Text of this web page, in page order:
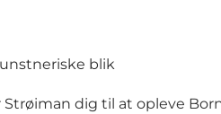
blik
Strøiman dig til at opleve